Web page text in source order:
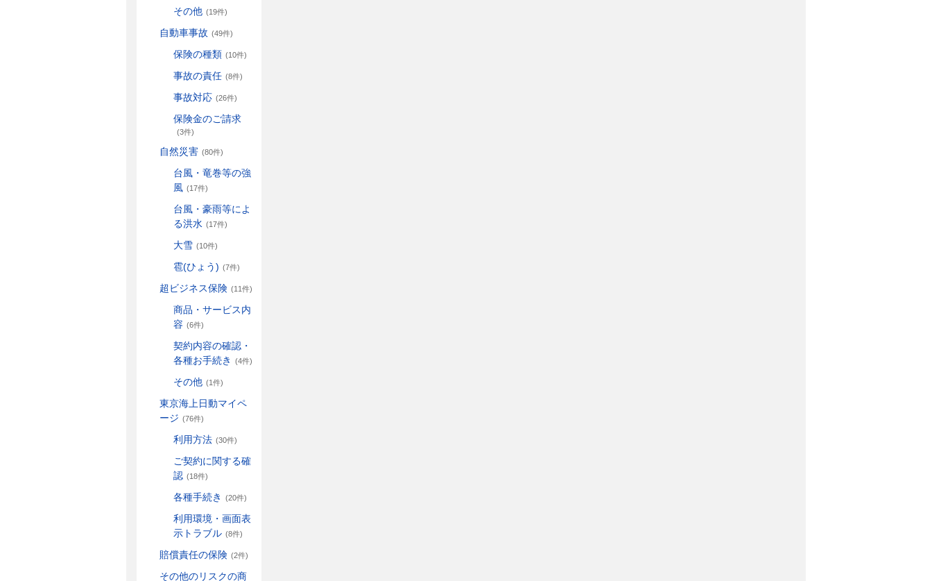
その他 (19件)
自動車事故 (49件)
保険の種類 (10件)
事故の責任 (8件)
事故対応 (26件)
保険金のご請求
(3件)
自然災害 (80件)
台風・竜巻等の強
風 (17件)
台風・豪雨等によ
る洪水 (17件)
大雪 (10件)
雹(ひょう) (7件)
超ビジネス保険 (11件)
商品・サービス内
容 (6件)
契約内容の確認・
各種お手続き
(4件)
その他 (1件)
東京海上日動マイペ
ージ (76件)
利用方法 (30件)
ご契約に関する確
認 (18件)
各種手続き (20件)
利用環境・画面表
示トラブル (8件)
賠償責任の保険 (2件)
その他のリスクの商